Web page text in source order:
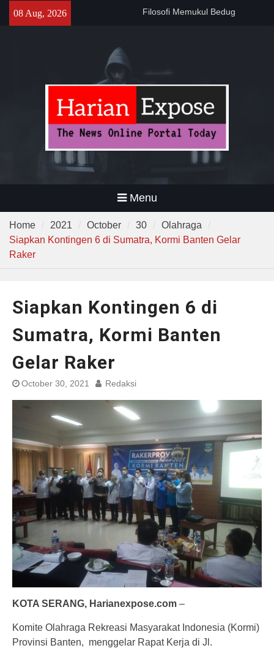
08 Aug, 2026
141 Tahun Stasiun Slawi : “Dari
Narkoba di Sekolah Kebayoran
Lama, DPR Minta Diusut
Tuntas
Filosofi Memukul Bedug
Sebelum Sholat Jum’at
Menu
Home 2021 October 30
Olahraga
Siapkan Kontingen 6 di Sumatra, Kormi Banten Gelar
Raker
Siapkan Kontingen 6 di
Sumatra, Kormi Banten
Gelar Raker
October 30, 2021 Redaksi
KOTA SERANG, Harianexpose.com –
Komite Olahraga Rekreasi Masyarakat Indonesia (Kormi)
Provinsi Banten, menggelar Rapat Kerja di Jl.